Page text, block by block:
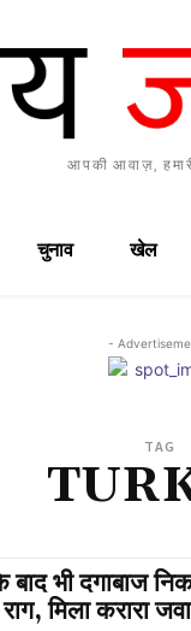
आपकी आवाज़,
चुनाव खेल
-
TAG
भी दगाबाज
मिला करारा